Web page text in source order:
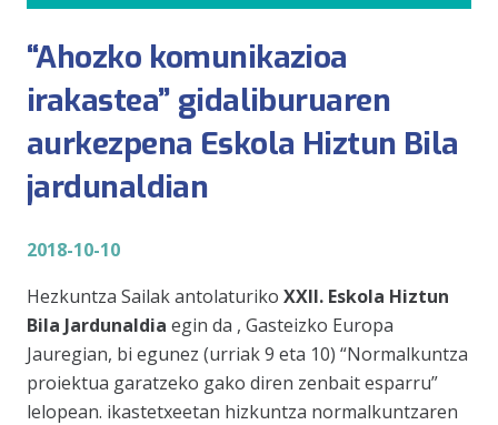
“Ahozko komunikazioa
irakastea” gidaliburuaren
aurkezpena Eskola Hiztun Bila
jardunaldian
2018-10-10
Hezkuntza Sailak antolaturiko XXII. Eskola Hiztun
Bila Jardunaldia egin da , Gasteizko Europa
Jauregian, bi egunez (urriak 9 eta 10) “Normalkuntza
proiektua garatzeko gako diren zenbait esparru”
lelopean. ikastetxeetan hizkuntza normalkuntzaren